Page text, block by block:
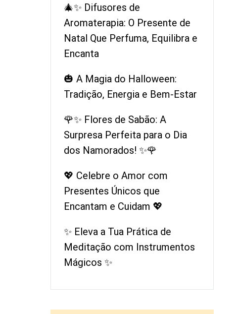
🎄✨ Difusores de
Aromaterapia: O Presente de
Natal Que Perfuma, Equilibra e
Encanta
🎃 A Magia do Halloween:
Tradição, Energia e Bem-Estar
🌹✨ Flores de Sabão: A
Surpresa Perfeita para o Dia
dos Namorados! ✨🌹
💖 Celebre o Amor com
Presentes Únicos que
Encantam e Cuidam 💖
✨ Eleva a Tua Prática de
Meditação com Instrumentos
Mágicos ✨